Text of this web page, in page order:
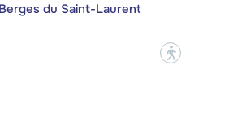
du Saint-Laurent
?